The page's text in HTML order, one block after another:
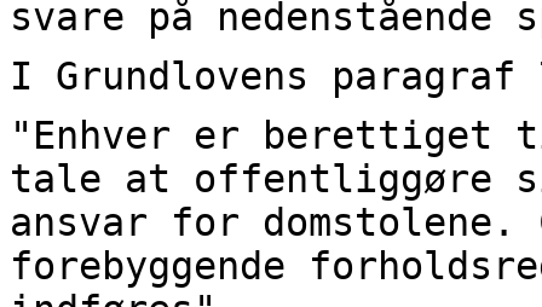
svare på nedenstående
I Grundlovens
"Enhver er
tale at offentliggøre
ansvar for domstolene.
forebyggende